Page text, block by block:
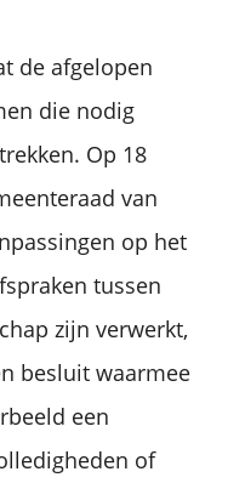
de afgelopen
die nodig
Op 18
van
op het
tussen
zijn verwerkt,
besluit waarmee
een
of